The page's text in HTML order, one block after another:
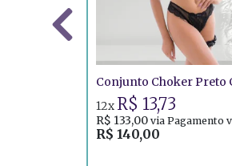
Conjunto Choker Preto
R$ 140,00
12x R$ 13,73
R$ 133,00 via Pagamento